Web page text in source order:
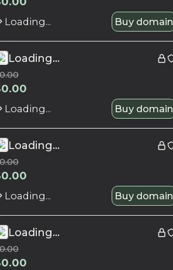
Loading... Buy domain
Loading...
0.00
Loading... Buy domain
Loading...
0.00
Loading... Buy domain
Loading...
0.00